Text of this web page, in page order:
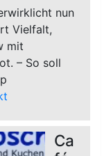
nun
Vielfalt,
mit
– So soll
Ca